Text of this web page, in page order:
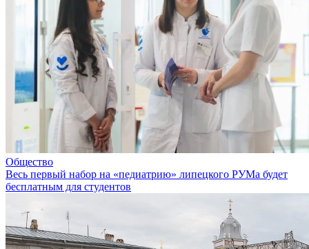
Общество
Весь первый набор на «педиатрию» липецкого РУМа будет
бесплатным для студентов